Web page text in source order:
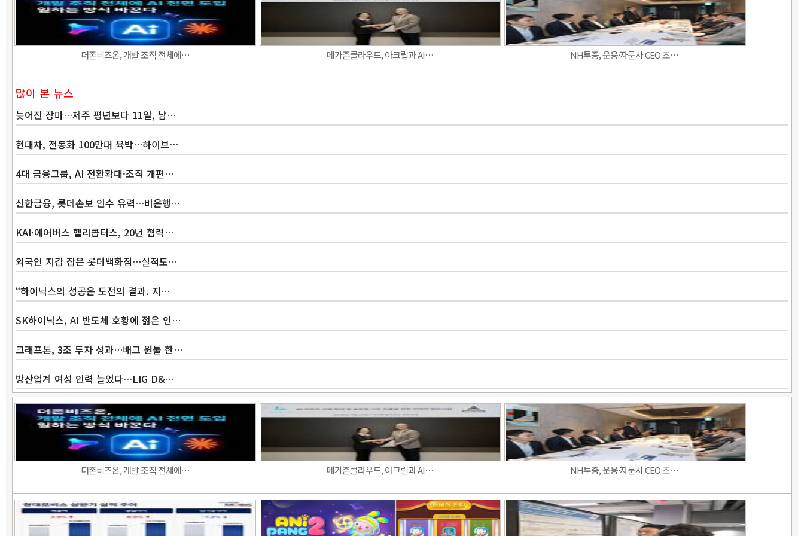
더존비즈온, 개발 조직 전체에… 메가존클라우드, 아크릴과 AI… NH투증, 운용·자문사 CEO 초…
많이 본 뉴스
늦어진 장마…제주 평년보다 11일, 남…
현대차, 전동화 100만대 육박…하이브…
4대 금융그룹, AI 전환확대·조직 개편…
신한금융, 롯데손보 인수 유력…비은행…
KAI·에어버스 헬리콥터스, 20년 협력…
외국인 지갑 잡은 롯데백화점…실적도…
“하이닉스의 성공은 도전의 결과. 지…
SK하이닉스, AI 반도체 호황에 젊은 인…
크래프톤, 3조 투자 성과…배그 원툴 한…
방산업계 여성 인력 늘었다…LIG D&…
더존비즈온, 개발 조직 전체에… 메가존클라우드, 아크릴과 AI… NH투증, 운용·자문사 CEO 초…